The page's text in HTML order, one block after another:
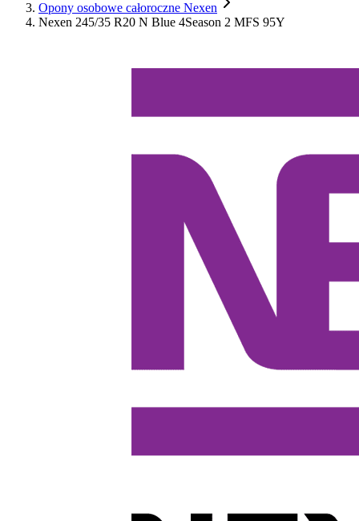
Opony osobowe całoroczne Nexen
Nexen 245/35 R20 N Blue 4Season 2 MFS 95Y